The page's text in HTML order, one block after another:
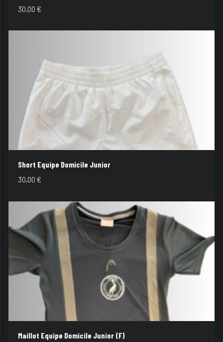
30,00€
Short Equipe Domicile Junior
30,00€
Maillot Equipe Domicile Junior (F)